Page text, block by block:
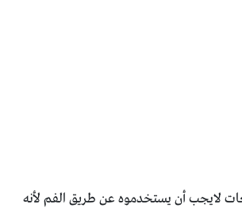
لايجب أن يستخدموه عن طريق الفم لأنه